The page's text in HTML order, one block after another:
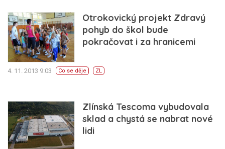
Otrokovický projekt Zdravý
pohyb do škol bude
pokračovat i za hranicemi
4. 11. 2013 9:03 Co se děje ZL
Zlínská Tescoma vybudovala
sklad a chystá se nabrat nové
lidi